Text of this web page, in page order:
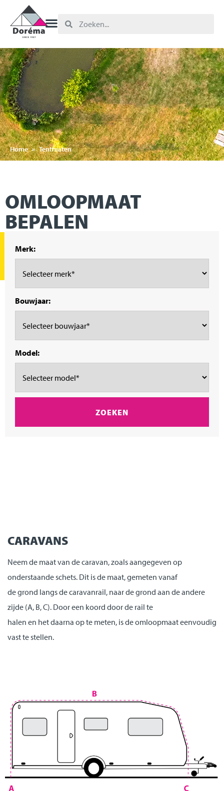
Home » Tentmaten
OMLOOPMAAT
BEPALEN
Merk:
Bouwjaar:
Model:
CARAVANS
Neem de maat van de caravan, zoals aangegeven op
onderstaande schets. Dit is de maat, gemeten vanaf
de grond langs de caravanrail, naar de grond aan de andere
zijde (A, B, C). Door een koord door de rail te
halen en het daarna op te meten, is de omloopmaat eenvoudig
vast te stellen.